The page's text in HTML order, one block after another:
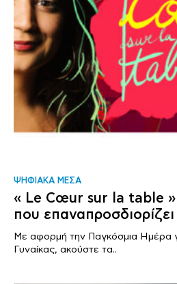
ΨΗΦΙΑΚΑ ΜΕΣΑ
« Le Cœur sur la table
που
Με αφορμή την Παγκόσμια Ημέρα
Γυναίκας, ακούστε τα..